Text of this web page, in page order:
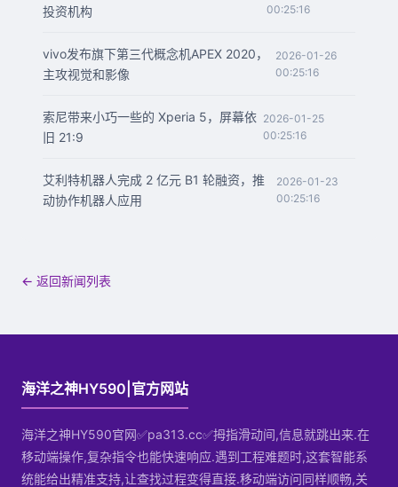
投资机构
00:25:16
vivo发布旗下第三代概念机APEX 2020，
主攻视觉和影像
2026-01-26
00:25:16
索尼带来小巧一些的 Xperia 5，屏幕依
旧 21:9
2026-01-25
00:25:16
艾利特机器人完成 2 亿元 B1 轮融资，推
动协作机器人应用
2026-01-23
00:25:16
← 返回新闻列表
海洋之神HY590|官方网站
海洋之神HY590官网✅pa313.cc✅拇指滑动间,信息就跳出来.在
移动端操作,复杂指令也能快速响应.遇到工程难题时,这套智能系
统能给出精准支持,让查找过程变得直接.移动端访问同样顺畅,关